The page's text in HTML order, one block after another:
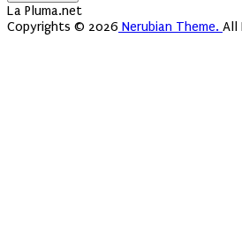
La Pluma.net
Copyrights © 2026 Nerubian Theme. All